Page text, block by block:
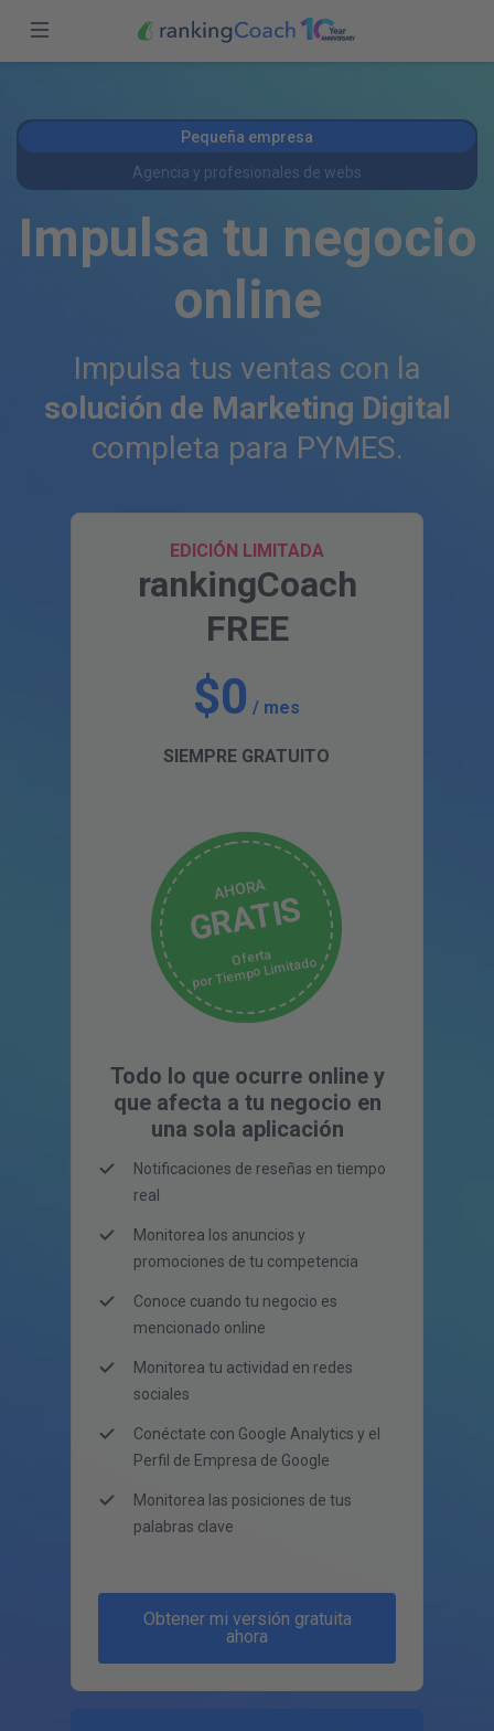
Funciones
Socios
México (ES)
Regístrate
Agencia y profesionales de webs
Pequeña empresa
Impulsa tu negocio
online
Impulsa tus ventas con la
solución de Marketing Digital
completa para PYMES.
EDICIÓN LIMITADA
rankingCoach
FREE
$0 / mes
SIEMPRE GRATUITO
AHORA
GRATIS
Oferta
por Tiempo Limitado
Todo lo que ocurre online y
que afecta a tu negocio en
una sola aplicación
Notificaciones de reseñas en tiempo
real
Monitorea los anuncios y
promociones de tu competencia
Conoce cuando tu negocio es
mencionado online
Monitorea tu actividad en redes
sociales
Conéctate con Google Analytics y el
Perfil de Empresa de Google
Monitorea las posiciones de tus
palabras clave
Obtener mi versión gratuita
ahora